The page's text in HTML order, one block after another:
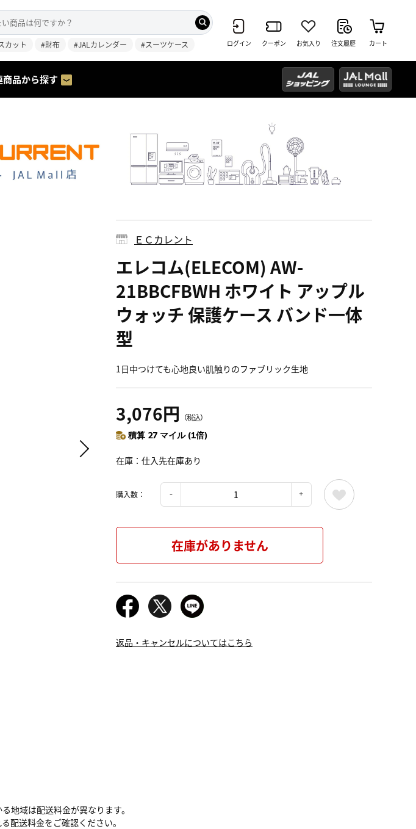
カット #財布 #JALカレンダー #スーツケース ログイン クーポン お気入り 注文履歴 カート
品から探す
ＥＣカレント
エレコム(ELECOM) AW-
21BBCFBWH ホワイト アップル
ウォッチ 保護ケース バンド一体
型
1日中つけても心地良い肌触りのファブリック生地
3,076円 （税込）
積算 27 マイル (1倍)
在庫 仕入先在庫あり
購入数：
在庫がありません
返品・キャンセルについてはこちら
地域は配送料金が異なります。
配送料金をご確認ください。